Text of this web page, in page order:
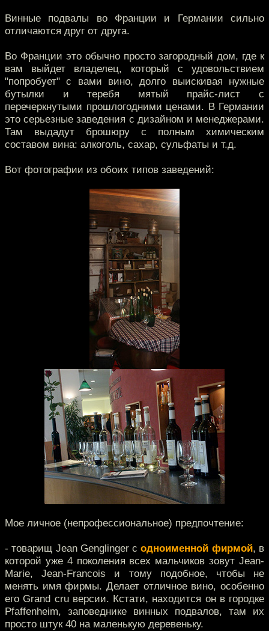
Винные подвалы во Франции и Германии сильно
отличаются друг от друга.
Во Франции это обычно просто загородный дом, где к
вам выйдет владелец, который с удовольствием
"попробует" с вами вино, долго выискивая нужные
бутылки и теребя мятый прайс-лист с
перечеркнутыми прошлогодними ценами. В Германии
это серьезные заведения с дизайном и менеджерами.
Там выдадут брошюру с полным химическим
составом вина: алкоголь, сахар, сульфаты и т.д.
Вот фотографии из обоих типов заведений:
Мое личное (непрофессиональное) предпочтение:
- товарищ Jean Genglinger cодноименной фирмой, в
которой уже 4 поколения всех мальчиков зовут Jean-
Marie, Jean-Francois и тому подобное, чтобы не
менять имя фирмы. Делает отличное вино, особенно
его Grand cru версии. Кстати, находится он в городке
Pfaffenheim, заповеднике винных подвалов, там их
просто штук 40 на маленькую деревеньку.